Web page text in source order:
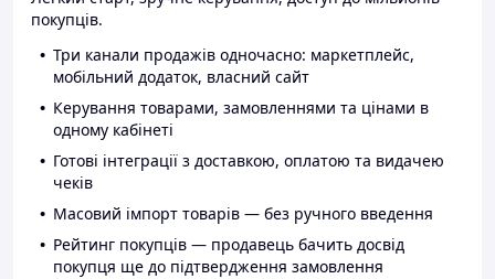
покупців.
Три канали продажів одночасно: маркетплейс,
мобільний додаток, власний сайт
Керування товарами, замовленнями та цінами в
одному кабінеті
Готові інтеграції з доставкою, оплатою та видачею
чеків
Масовий імпорт товарів — без ручного введення
Рейтинг покупців — продавець бачить досвід
покупця ще до підтвердження замовлення